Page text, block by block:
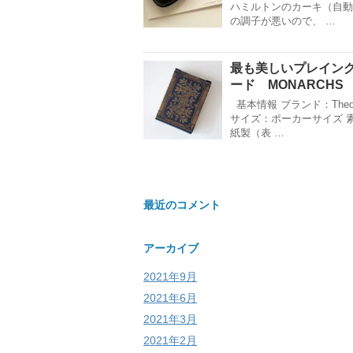
ハミルトンのカーキ（自動
の調子が悪いので、 …
最も美しいプレイン
ード MONARCHS
基本情報 ブランド：
サイズ：ポーカーサイズ
紙製（表 …
最近のコメント
アーカイブ
2021年9月
2021年6月
2021年3月
2021年2月